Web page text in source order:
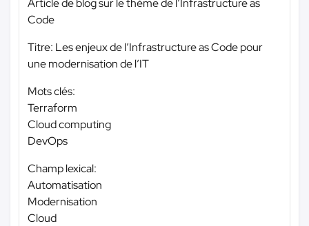
Code
Titre: Les enjeux de l’Infrastructure as Code pour
une modernisation de l’IT
Mots clés:
Terraform
Cloud computing
DevOps
Champ lexical:
Automatisation
Modernisation
Cloud